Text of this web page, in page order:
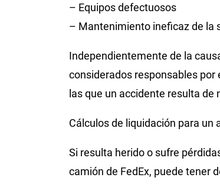
– Equipos defectuosos
– Mantenimiento ineficaz de la
Independientemente de la
considerados responsables
las que un accidente resulta
Cálculos de liquidación para un
Si resulta herido o sufre
camión de FedEx, puede tener